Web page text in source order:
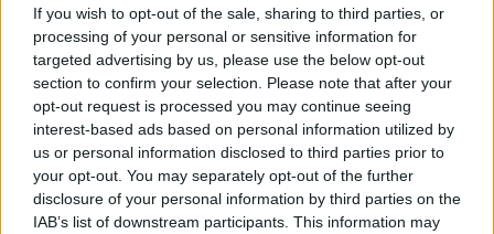
If you wish to opt-out of the sale, sharing to third parties, or
processing of your personal or sensitive information for
targeted advertising by us, please use the below opt-out
section to confirm your selection. Please note that after your
opt-out request is processed you may continue seeing
interest-based ads based on personal information utilized by
us or personal information disclosed to third parties prior to
your opt-out. You may separately opt-out of the further
disclosure of your personal information by third parties on the
IAB’s list of downstream participants. This information may